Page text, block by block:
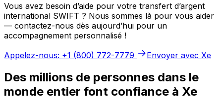
Vous avez besoin d’aide pour votre transfert d’argent
international SWIFT ? Nous sommes là pour vous aider
— contactez-nous dès aujourd’hui pour un
accompagnement personnalisé !
Appelez-nous: +1 (800) 772-7779
Envoyer avec Xe
Des millions de personnes dans le
monde entier font confiance à Xe